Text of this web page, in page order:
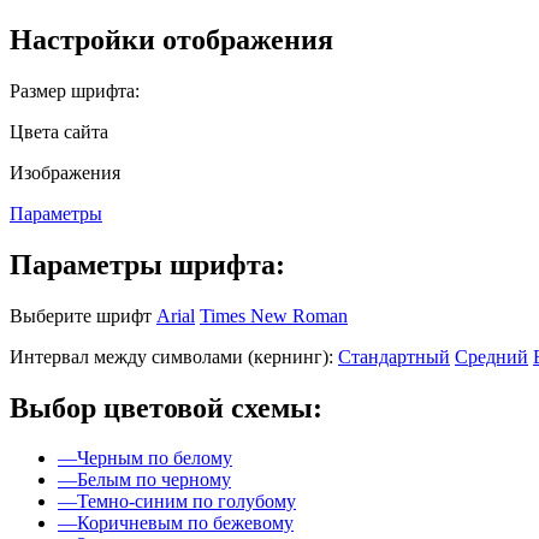
Настройки отображения
Размер шрифта:
Цвета сайта
Изображения
Параметры
Параметры шрифта:
Выберите шрифт Arial Times New Roman
Интервал между символами (кернинг): Стандартный Средний
Выбор цветовой схемы:
—Черным по белому
—Белым по черному
—Темно-синим по голубому
—Коричневым по бежевому